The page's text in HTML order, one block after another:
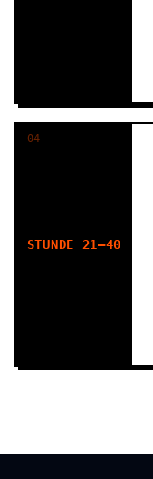
04
STUNDE 21–40